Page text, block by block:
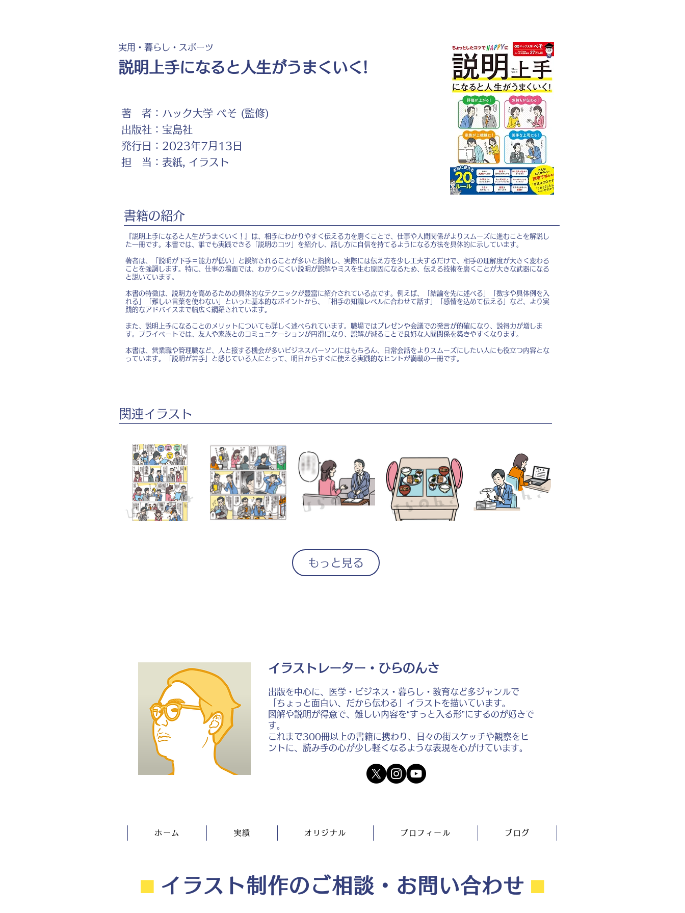
実用・暮らし・スポーツ
説明上手になると人生がうまくいく!
著 者：
出版社：
発行日：
担 当：
ハック大学 ぺそ (監修)
宝島社
2023年7月13日
表紙, イラスト
書籍の紹介
『説明上手になると人生がうまくいく！』は、相手にわかりやすく伝える力を磨くことで、仕事や人間関係がよりスムーズに進むことを解説し
た一冊です。本書では、誰でも実践できる「説明のコツ」を紹介し、話し方に自信を持てるようになる方法を具体的に示しています。
著者は、「説明が下手＝能力が低い」と誤解されることが多いと指摘し、実際には伝え方を少し工夫するだけで、相手の理解度が大きく変わる
ことを強調します。特に、仕事の場面では、わかりにくい説明が誤解やミスを生む原因になるため、伝える技術を磨くことが大きな武器になる
と説いています。
本書の特徴は、説明力を高めるための具体的なテクニックが豊富に紹介されている点です。例えば、「結論を先に述べる」「数字や具体例を入
れる」「難しい言葉を使わない」といった基本的なポイントから、「相手の知識レベルに合わせて話す」「感情を込めて伝える」など、より実
践的なアドバイスまで幅広く網羅されています。
また、説明上手になることのメリットについても詳しく述べられています。職場ではプレゼンや会議での発言が的確になり、説得力が増しま
す。プライベートでは、友人や家族とのコミュニケーションが円滑になり、誤解が減ることで良好な人間関係を築きやすくなります。
本書は、営業職や管理職など、人と接する機会が多いビジネスパーソンにはもちろん、日常会話をよりスムーズにしたい人にも役立つ内容とな
っています。「説明が苦手」と感じている人にとって、明日からすぐに使える実践的なヒントが満載の一冊です。
​関連イラスト
もっと見る
イラストレーター・ひらのんさ
出版を中心に、医学・ビジネス・暮らし・教育など多ジャンルで
「ちょっと面白い、だから伝わる」イラストを描いています。
図解や説明が得意で、難しい内容を“すっと入る形”にするのが好きで
す。
これまで300冊以上の書籍に携わり、日々の街スケッチや観察をヒ
ントに、読み手の心が少し軽くなるような表現を心がけています。
ホーム 実績 オリジナル プロフィール ブログ
⬛︎ イラスト制作のご相談・お問い合わせ ⬛︎